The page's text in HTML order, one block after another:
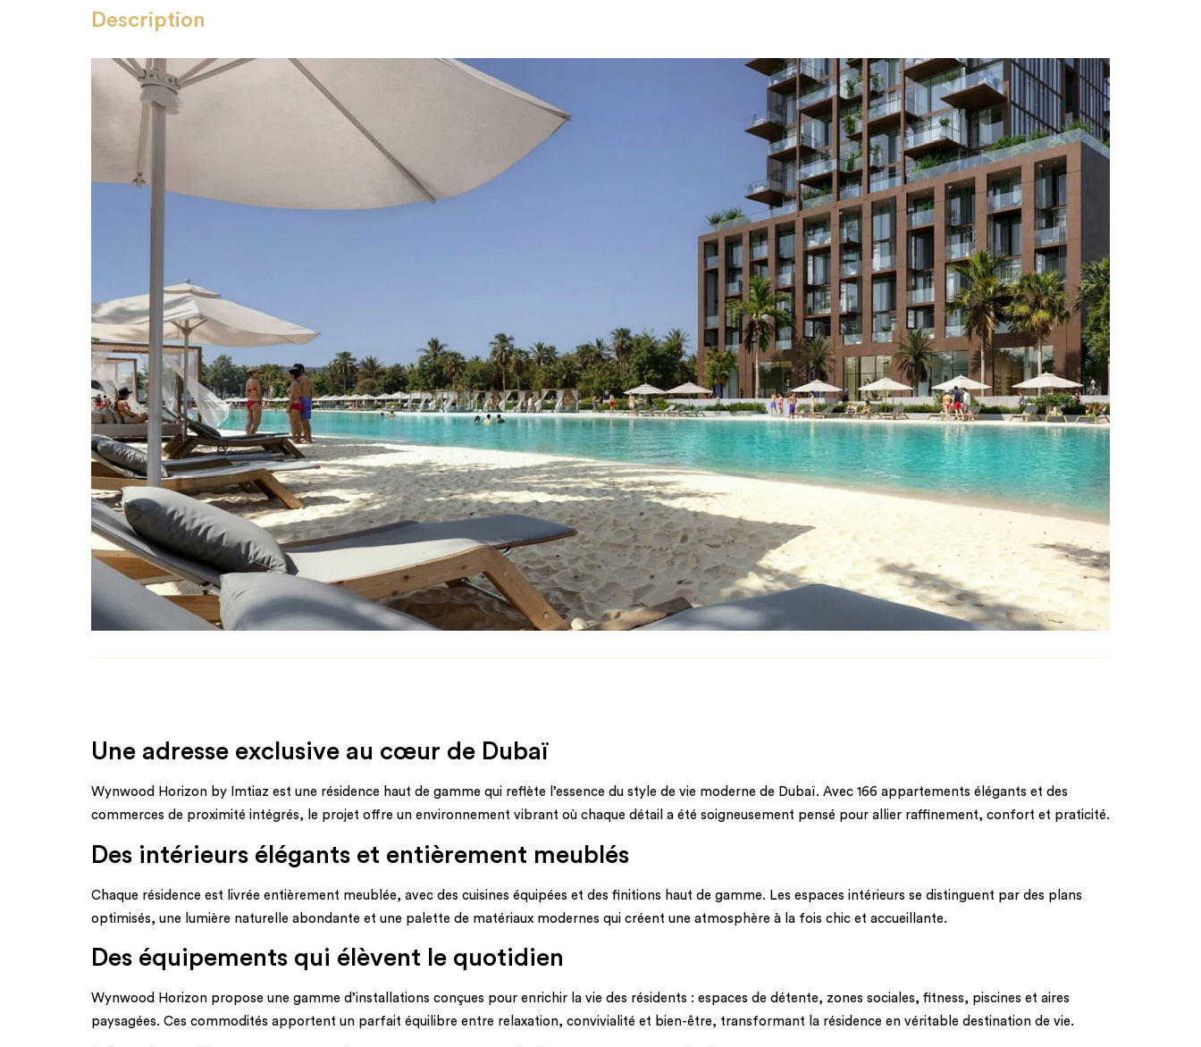
Description
Une adresse exclusive au cœur de Dubaï
Wynwood Horizon by Imtiaz est une résidence haut de gamme qui reflète l’essence du style de vie moderne de Dubaï. Avec 166 appartements élégants et des
commerces de proximité intégrés, le projet offre un environnement vibrant où chaque détail a été soigneusement pensé pour allier raffinement, confort et praticité.
Des intérieurs élégants et entièrement meublés
Chaque résidence est livrée entièrement meublée, avec des cuisines équipées et des finitions haut de gamme. Les espaces intérieurs se distinguent par des plans
optimisés, une lumière naturelle abondante et une palette de matériaux modernes qui créent une atmosphère à la fois chic et accueillante.
Des équipements qui élèvent le quotidien
Wynwood Horizon propose une gamme d’installations conçues pour enrichir la vie des résidents : espaces de détente, zones sociales, fitness, piscines et aires
paysagées. Ces commodités apportent un parfait équilibre entre relaxation, convivialité et bien-être, transformant la résidence en véritable destination de vie.